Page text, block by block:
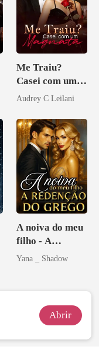
Me Traiu?
Casei com um
Magnata
Audrey C Leilani
A noiva do meu
filho - A
Redenção do
Yana _ Shadow
Abrir